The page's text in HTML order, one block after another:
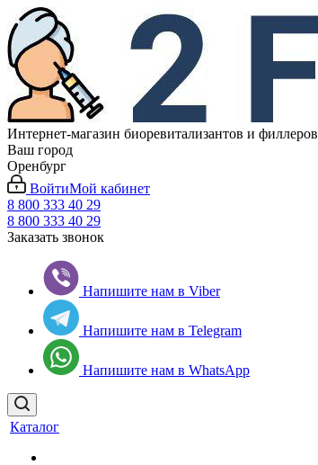
Интернет-магазин биоревитализантов и филлеров
Ваш город
Оренбург
ВойтиМой кабинет
8 800 333 40 29
8 800 333 40 29
Заказать звонок
Напишите нам в Viber
Напишите нам в Telegram
Напишите нам в WhatsApp
Каталог